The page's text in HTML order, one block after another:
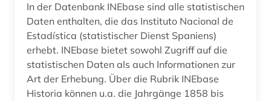
pharmazie (4)
philippinen (1)
physik (2)
pisa (2)
In der Datenbank INEbase sind alle statistischen
Daten enthalten, die das Instituto Nacional de
Estadística (statistischer Dienst Spaniens)
erhebt. INEbase bietet sowohl Zugriff auf die
statistischen Daten als auch Informationen zur
Art der Erhebung. Über die Rubrik INEbase
Historia können u.a. die Jahrgänge 1858 bis